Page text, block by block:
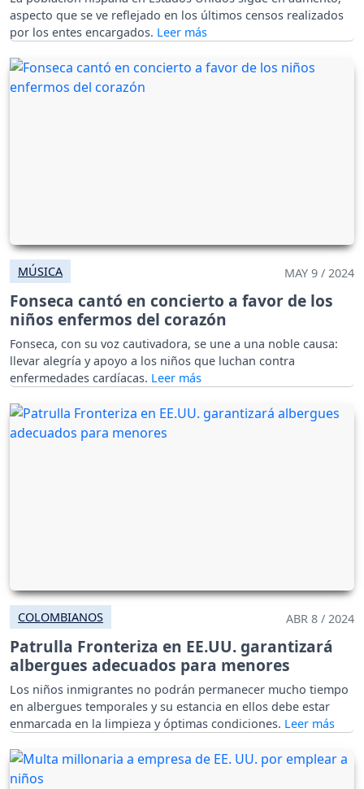
aspecto que se ve reflejado en los últimos censos realizados
por los entes encargados.
MÚSICA MAY 9 / 2024
Fonseca cantó en concierto a favor de los
niños enfermos del corazón
Fonseca, con su voz cautivadora, se une a una noble causa:
llevar alegría y apoyo a los niños que luchan contra
enfermedades cardíacas.
COLOMBIANOS ABR 8 / 2024
Patrulla Fronteriza en EE.UU. garantizará
albergues adecuados para menores
Los niños inmigrantes no podrán permanecer mucho tiempo
en albergues temporales y su estancia en ellos debe estar
enmarcada en la limpieza y óptimas condiciones.